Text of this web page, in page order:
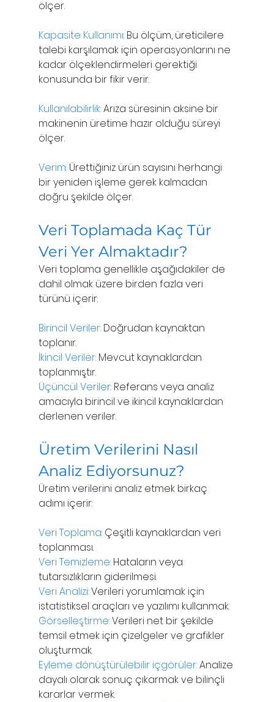
ölçer.
Kapasite Kullanımı: Bu ölçüm, üreticilere
talebi karşılamak için operasyonlarını ne
kadar ölçeklendirmeleri gerektiği
konusunda bir fikir verir.
Kullanılabilirlik: Arıza süresinin aksine bir
makinenin üretime hazır olduğu süreyi
ölçer.
Verim: Ürettiğiniz ürün sayısını herhangi
bir yeniden işleme gerek kalmadan
doğru şekilde ölçer.
Veri Toplamada Kaç Tür
Veri Yer Almaktadır?
Veri toplama genellikle aşağıdakiler de
dahil olmak üzere birden fazla veri
türünü içerir:
Birincil Veriler: Doğrudan kaynaktan
toplanır.
İkincil Veriler: Mevcut kaynaklardan
toplanmıştır.
Üçüncül Veriler: Referans veya analiz
amacıyla birincil ve ikincil kaynaklardan
derlenen veriler.
Üretim Verilerini Nasıl
Analiz Ediyorsunuz?
Üretim verilerini analiz etmek birkaç
adımı içerir:
Veri Toplama: Çeşitli kaynaklardan veri
toplanması.
Veri Temizleme: Hataların veya
tutarsızlıkların giderilmesi.
Veri Analizi: Verileri yorumlamak için
istatistiksel araçları ve yazılımı kullanmak.
Görselleştirme: Verileri net bir şekilde
temsil etmek için çizelgeler ve grafikler
oluşturmak.
Eyleme dönüştürülebilir içgörüler: Analize
dayalı olarak sonuç çıkarmak ve bilinçli
kararlar vermek.